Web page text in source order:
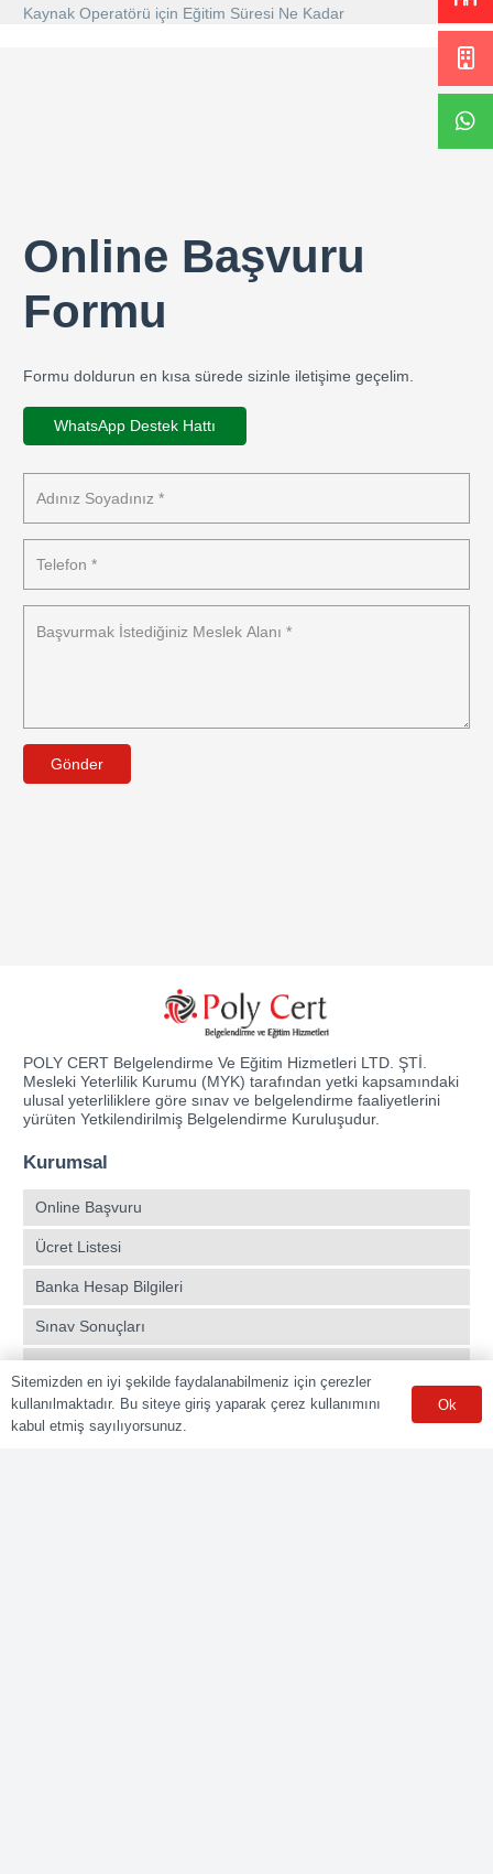
Kaynak Operatörü için Eğitim Süresi Ne Kadar
Online Başvuru
Formu
Formu doldurun en kısa sürede sizinle iletişime geçelim.
WhatsApp Destek Hattı
Gönder
POLY CERT Belgelendirme Ve Eğitim Hizmetleri LTD. ŞTİ.
Mesleki Yeterlilik Kurumu (MYK) tarafından yetki kapsamındaki
ulusal yeterliliklere göre sınav ve belgelendirme faaliyetlerini
yürüten Yetkilendirilmiş Belgelendirme Kuruluşudur.
Kurumsal
Online Başvuru
Ücret Listesi
Banka Hesap Bilgileri
Sınav Sonuçları
Aday Girişi
Sınav Merkezleri
Sitemizden en iyi şekilde faydalanabilmeniz için çerezler
kullanılmaktadır. Bu siteye giriş yaparak çerez kullanımını
kabul etmiş sayılıyorsunuz.
Ok